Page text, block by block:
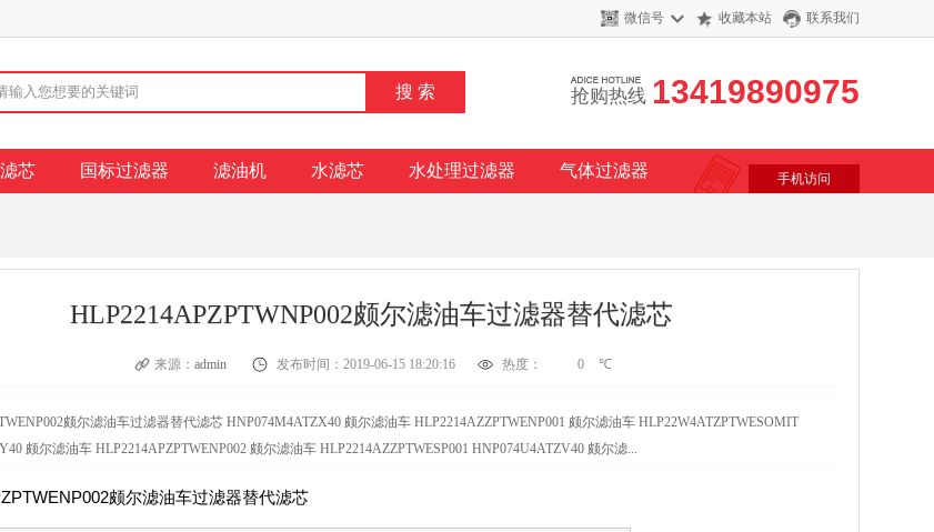
微信号 收藏本站 联系我们
抢购热线 13419890975
芯 国标过滤器 滤油机 水滤芯 水处理过滤器 气体过滤器 手机访问
HLP2214APZPTWNP002颇尔滤油车过滤器替代滤芯
来源： admin 发布时间：2019-06-15 18:20:16 热度： 0 ℃
颇尔滤油车过滤器替代滤芯 HNP074M4ATZX40 颇尔滤油车 HLP2214AZZPTWENP001 颇尔滤油车 HLP22W4ATZPTWESOMIT
颇尔滤油车 HLP2214APZPTWENP002 颇尔滤油车 HLP2214AZZPTWESP001 HNP074U4ATZV40 颇尔滤...
颇尔滤油车过滤器替代滤芯